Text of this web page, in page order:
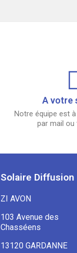
A votre
Notre équipe est
par mail ou
Solaire Diffusion
ZI AVON
103 Avenue des
Chasséens
13120 GARDANNE